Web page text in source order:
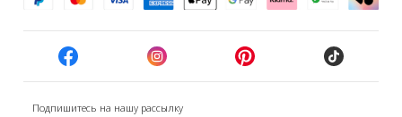
Подпишитесь на нашу рассылку